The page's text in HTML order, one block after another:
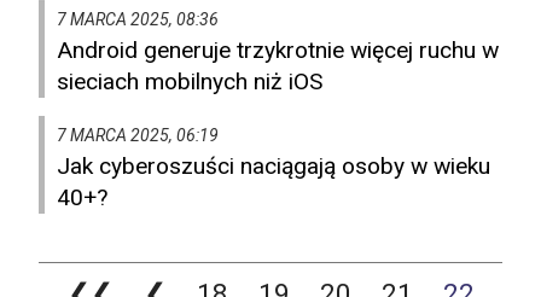
7 MARCA 2025, 08:36
Android generuje trzykrotnie więcej ruchu w
sieciach mobilnych niż iOS
7 MARCA 2025, 06:19
Jak cyberoszuści naciągają osoby w wieku
40+?